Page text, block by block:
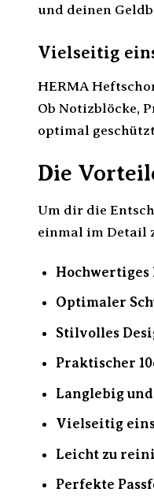
und deinen
Vielseitig
HERMA
Ob Notizblöcke,
optimal
Die
Um dir die
einmal im Detail
Optimaler
Stilvolles
Praktischer
Langlebig
Vielseitig
Leicht zu
Perfekte